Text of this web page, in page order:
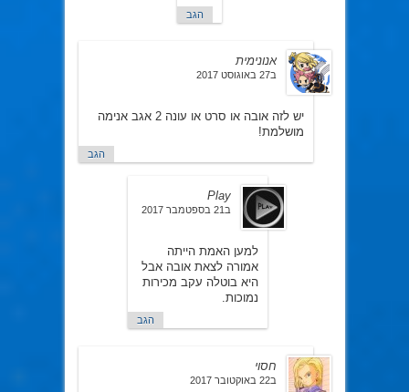
הגב
אנונימית
ב27 באוגוסט 2017
יש לזה אובה או סרט או עונה 2 אגב אנימה
מושלמת!
הגב
Play
ב21 בספטמבר 2017
למען האמת הייתה
אמורה לצאת אובה אבל
היא בוטלה עקב מכירות
נמוכות.
הגב
חסוי
ב22 באוקטובר 2017